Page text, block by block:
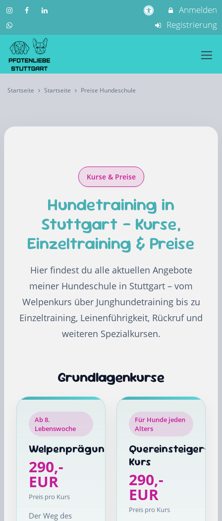
Anmelden
Registrierung
Startseite Startseite Preise Hundeschule
Kurse & Preise
Hundetraining in
Stuttgart – Kurse,
Einzeltraining & Preise
Hier findest du alle aktuellen Angebote
meiner Hundeschule in Stuttgart – vom
Welpenkurs über Junghundetraining bis zu
Einzeltraining, Leinenführigkeit, Rückruf und
weiteren Spezialkursen.
Grundlagenkurse
Ab 8.
Lebenswoche
Welpenprägung
290,-
EUR
Preis pro Kurs
Der Weg des
Für Hunde jeden
Alters
Quereinsteiger-
Kurs
290,-
EUR
Preis pro Kurs